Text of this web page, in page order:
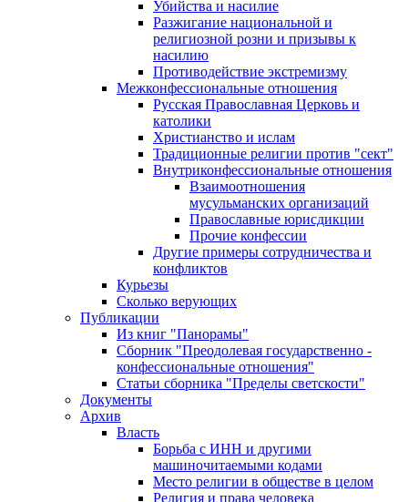
Убийства и насилие
Разжигание национальной и
религиозной розни и призывы к
насилию
Противодействие экстремизму
Межконфессиональные отношения
Русская Православная Церковь и
католики
Христианство и ислам
Традиционные религии против "сект"
Внутриконфессиональные отношения
Взаимоотношения
мусульманских организаций
Православные юрисдикции
Прочие конфессии
Другие примеры сотрудничества и
конфликтов
Курьезы
Сколько верующих
Публикации
Из книг "Панорамы"
Сборник "Преодолевая государственно -
конфессиональные отношения"
Статьи сборника "Пределы светскости"
Документы
Архив
Власть
Борьба с ИНН и другими
машиночитаемыми кодами
Место религии в обществе в целом
Религия и права человека